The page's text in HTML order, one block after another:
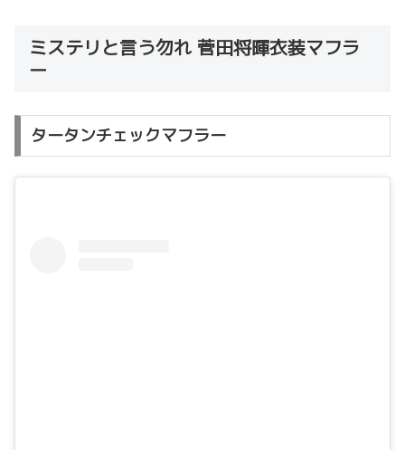
ミステリと言う勿れ 菅田将暉衣装マフラ
ー
タータンチェックマフラー